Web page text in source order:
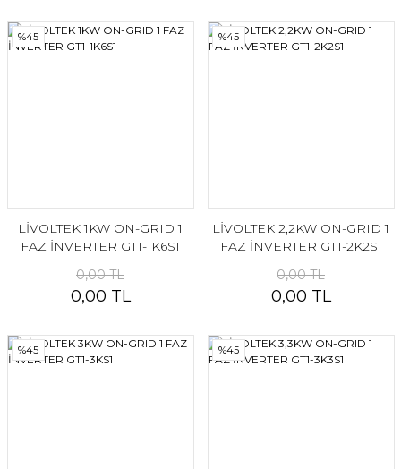
%45
LİVOLTEK 1KW ON-GRID 1
FAZ İNVERTER GT1-1K6S1
0,00 TL
0,00 TL
%45
LİVOLTEK 2,2KW ON-GRID 1
FAZ İNVERTER GT1-2K2S1
0,00 TL
0,00 TL
%45 %45